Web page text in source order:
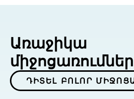
Առաջիկա
միջոցառումներ
ԴԻՏԵԼ ԲՈԼՈՐ